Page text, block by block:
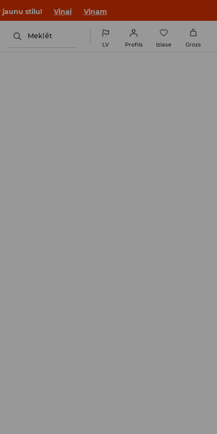
jaunu stilu! Viņai Viņam
Meklēt
LV Profils Izlase Grozs